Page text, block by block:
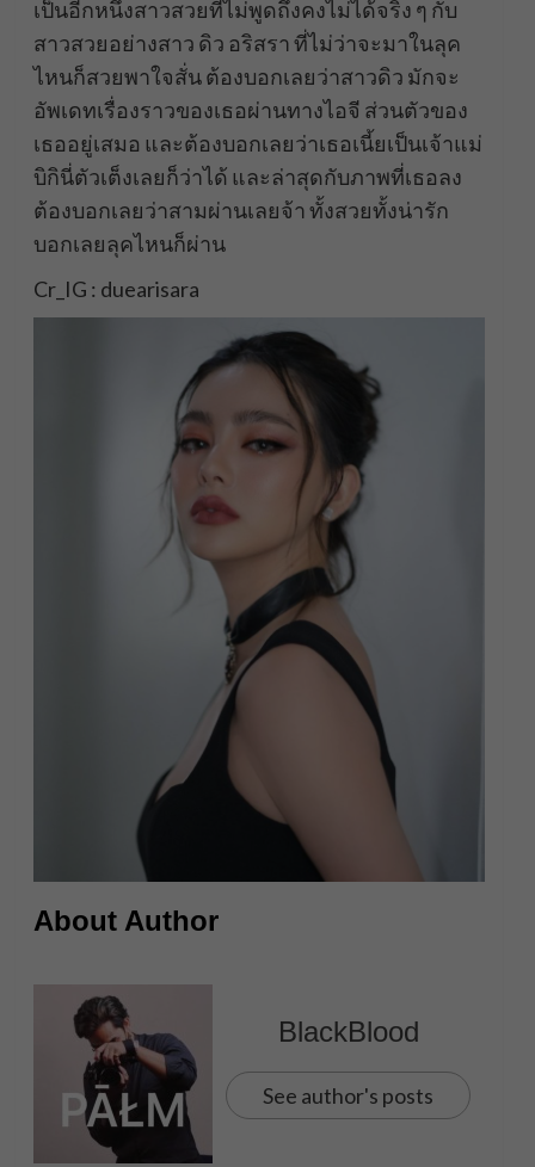
เป็นอีกหนึ่งสาวสวยที่ไม่พูดถึงคงไม่ได้จริง ๆ กับ
สาวสวยอย่างสาว ดิว อริสรา ที่ไม่ว่าจะมาในลุค
ไหนก็สวยพาใจสั่น ต้องบอกเลยว่าสาวดิว มักจะ
อัพเดทเรื่องราวของเธอผ่านทางไอจี ส่วนตัวของ
เธออยู่เสมอ และต้องบอกเลยว่าเธอเนี้ยเป็นเจ้าแม่
บิกินี่ตัวเต็งเลยก็ว่าได้ และล่าสุดกับภาพที่เธอลง
ต้องบอกเลยว่าสามผ่านเลยจ้า ทั้งสวยทั้งน่ารัก
บอกเลยลุคไหนก็ผ่าน
Cr_IG : duearisara
About Author
BlackBlood
See author's posts